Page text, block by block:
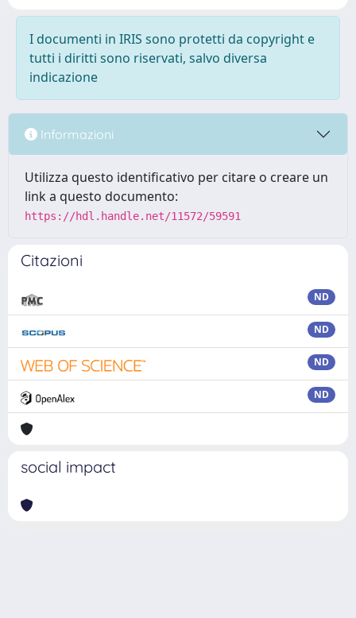
I documenti in IRIS sono protetti da copyright e
tutti i diritti sono riservati, salvo diversa
indicazione
Informazioni
Utilizza questo identificativo per citare o creare un
link a questo documento:
https://hdl.handle.net/11572/59591
Citazioni
ND
ND
ND
ND
social impact